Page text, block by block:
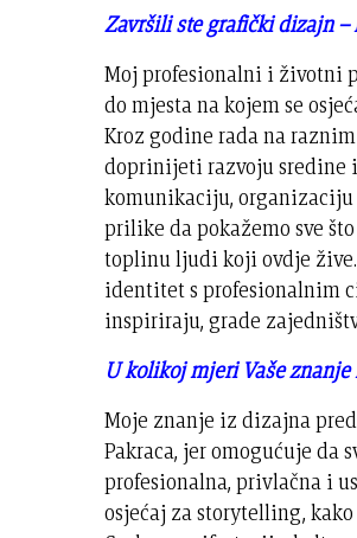
Završili ste grafički dizajn –
Moj profesionalni i životni
do mjesta na kojem se
Kroz godine rada na
doprinijeti razvoju sredine
komunikaciju,
prilike da pokažemo sve
toplinu ljudi koji ovdje
identitet s profesionalnim
inspiriraju, grade
U kolikoj mjeri Vaše
Moje znanje iz dizajna
Pakraca, jer omogućuje
profesionalna, privlačna i
osjećaj za storytelling,